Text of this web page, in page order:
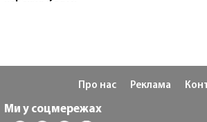
Про нас Реклама
Ми у соцмережах